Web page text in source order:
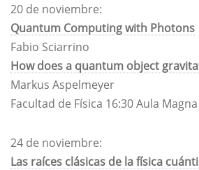
20 de noviembre:
Quantum Computing with Photons
Fabio Sciarrino
How does a quantum object
Markus Aspelmeyer
Facultad de Física 16:30Aula Magna
24 de noviembre:
Las raíces clásicas de la física